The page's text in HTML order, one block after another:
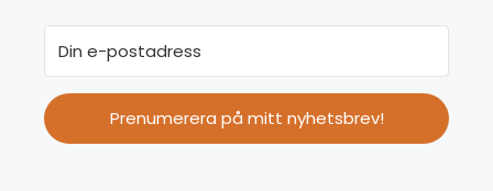
Prenumerera på mitt nyhetsbrev!